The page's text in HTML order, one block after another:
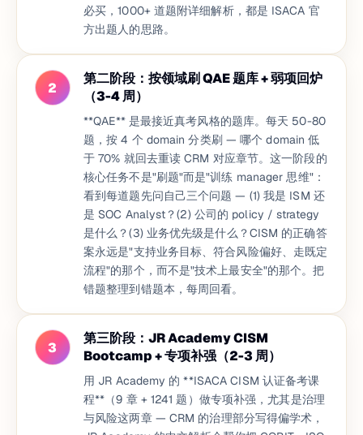
必买，1000+ 道题附详细解析，都是 ISACA 官
方出题人的思路。
2
第二阶段：按领域刷 QAE 题库 + 弱项回炉
（3-4 周）
**QAE** 是最接近真考风格的题库。每天 50-80
题，按 4 个 domain 分类刷 — 哪个 domain 低
于 70% 就回去重读 CRM 对应章节。这一阶段的
核心任务不是"刷题"而是"训练 manager 思维"：
看到每道题先问自己三个问题 — (1) 我是 ISM 还
是 SOC Analyst？(2) 公司的 policy / strategy
是什么？(3) 业务优先级是什么？CISM 的正确答
案永远是"支持业务目标、符合风险偏好、走既定
流程"的那个，而不是"技术上最安全"的那个。把
错题整理到错题本，每周回看。
3
第三阶段：JR Academy CISM
Bootcamp + 专项补强（2-3 周）
用 JR Academy 的 **ISACA CISM 认证备考课
程**（9 章 + 1241 题）做专项补强，尤其是治理
与风险这两章 — CRM 的治理部分写得偏学术，